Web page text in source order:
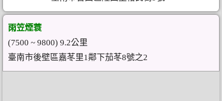
雨笠煙蓑
(7500 ~ 9800) 9.2公里
臺南市後壁區嘉苳里1鄰下茄苳8號之2